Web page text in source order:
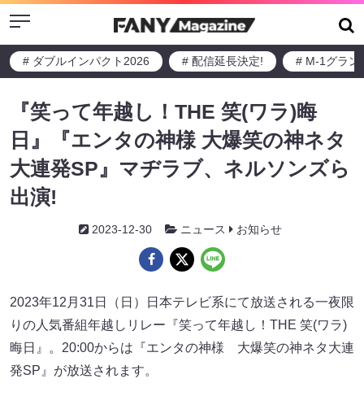
Menu
# ダブルインパクト2026 # 配信延長決定! # M-1グラン
『笑って年越し！THE 笑(ワラ)晦
日』『エンタの神様 大爆笑の神ネタ
大連発SP』マヂラブ、ネルソンズら
出演!
2023-12-30 ニュース お知らせ
2023年12月31日（日）日本テレビ系にて放送される一夜限
りの人気番組年越しリレー『笑って年越し！THE 笑(ワラ)
晦日』。20:00からは『エンタの神様 大爆笑の神ネタ大連
発SP』が放送されます。